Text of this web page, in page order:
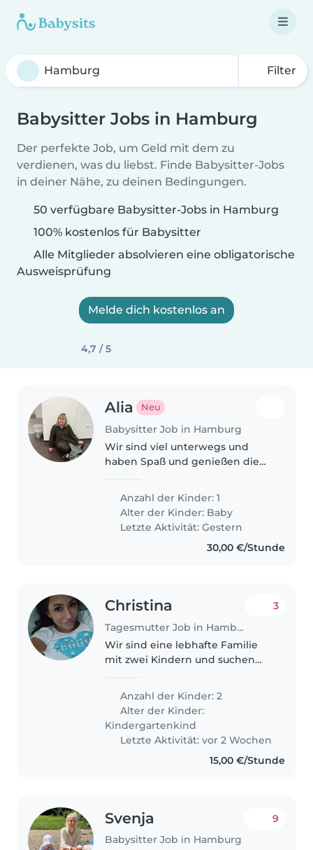
Filter
Babysitter Jobs in Hamburg
Der perfekte Job, um Geld mit dem zu
verdienen, was du liebst. Finde Babysitter-Jobs
in deiner Nähe, zu deinen Bedingungen.
50 verfügbare Babysitter-Jobs in Hamburg
100% kostenlos für Babysitter
Alle Mitglieder absolvieren eine obligatorische
Ausweisprüfung
Melde dich kostenlos an
4,7 / 5
Alia Neu
Babysitter Job in Hamburg
Wir sind viel unterwegs und
haben Spaß und genießen die
Tagesmutter
Anzahl der Kinder: 1
Alter der Kinder: Baby
Letzte Aktivität: Gestern
30,00 €/Stunde
Christina
Tagesmutter Job in Hamburg
3
Wir sind eine lebhafte Familie
mit zwei Kindern und suchen
neugierigen und kreativen
Kinder bei uns betreuen kann.
Anzahl der Kinder: 2
Alter der Kinder:
Kindergartenkind
Letzte Aktivität: vor 2 Wochen
15,00 €/Stunde
Svenja
Babysitter Job in Hamburg
9